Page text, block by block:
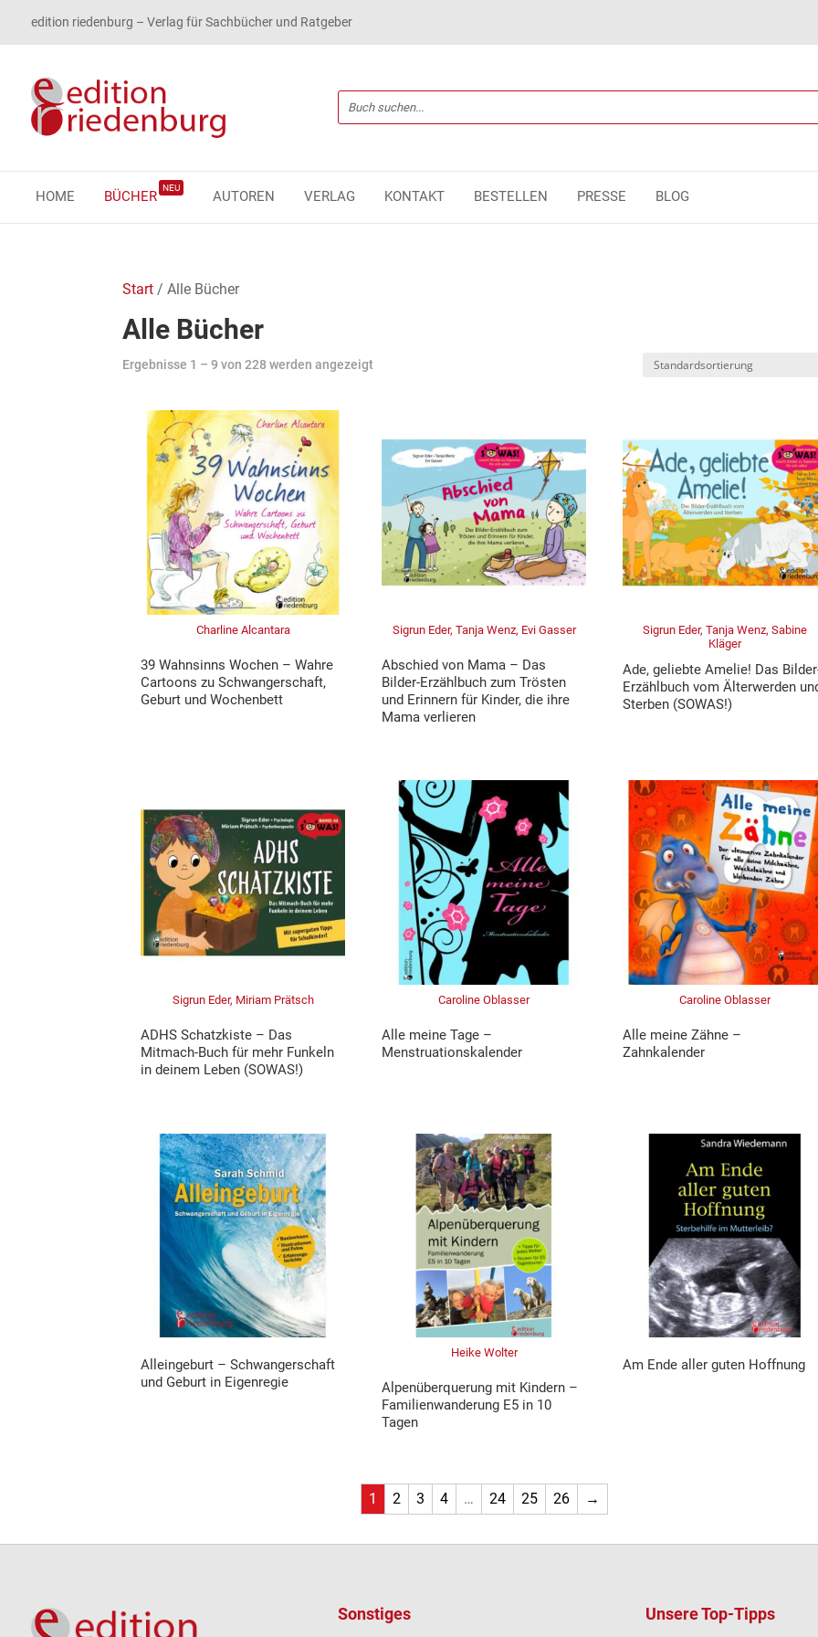
edition riedenburg – Verlag für Sachbücher und Ratgeber
HOME BÜCHER
NEU
AUTOREN VERLAG KONTAKT BESTELLEN PRESSE BLOG
Start / Alle Bücher
Alle Bücher
Ergebnisse 1 – 9 von 228 werden angezeigt
Charline Alcantara
39 Wahnsinns Wochen – Wahre
Cartoons zu Schwangerschaft,
Geburt und Wochenbett
Sigrun Eder, Tanja Wenz, Evi Gasser
Abschied von Mama – Das
Bilder-Erzählbuch zum Trösten
und Erinnern für Kinder, die ihre
Mama verlieren
Sigrun Eder, Tanja Wenz, Sabine
Kläger
Ade, geliebte Amelie! Das
Erzählbuch vom Älterwerden
Sterben (SOWAS!)
Sigrun Eder, Miriam Prätsch
ADHS Schatzkiste – Das
Mitmach-Buch für mehr Funkeln
in deinem Leben (SOWAS!)
Caroline Oblasser
Alle meine Tage –
Menstruationskalender
Caroline Oblasser
Alle meine Zähne –
Zahnkalender
Alleingeburt – Schwangerschaft
und Geburt in Eigenregie
Heike Wolter
Alpenüberquerung mit Kindern –
Familienwanderung E5 in 10
Tagen
Am Ende aller guten Hoffnung
1 2 3 4 … 24 25 26 →
Sonstiges Unsere Top-Tipps